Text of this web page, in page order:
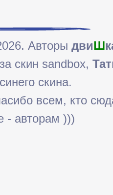
Авторы двиШ
скин sandbox,
скина.
всем, кто
- авторам )))